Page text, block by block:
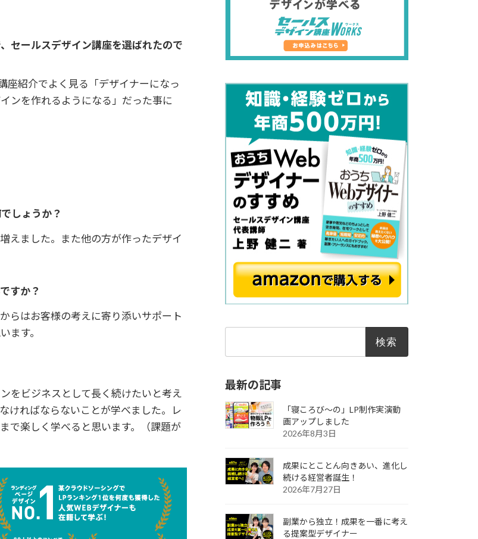
セールスデザイン講座を選ばれたので
座紹介でよく見る「デザイナーになっ
ンを作れるようになる」だった事に
しょうか？
えました。また他の方が作ったデザイ
すか？
らはお客様の考えに寄り添いサポート
ます。
をビジネスとして長く続けたいと考え
ければならないことが学べました。レ
で楽しく学べると思います。（課題が
最新の記事
「寝ころび～の」LP制作実演動
画アップしました
2026年8月3日
成果にとことん向きあい、進化し
続ける経営者誕生！
2026年7月27日
副業から独立！成果を一番に考え
る提案型デザイナー